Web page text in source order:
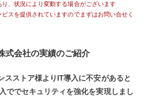
、状況により変動する場合がございます
スを提供されていますのでまずはお問い合せく
式会社の実績のご紹介
スストア様よりIT導入に不安があると
ででセキュリティを強化を実現しまし